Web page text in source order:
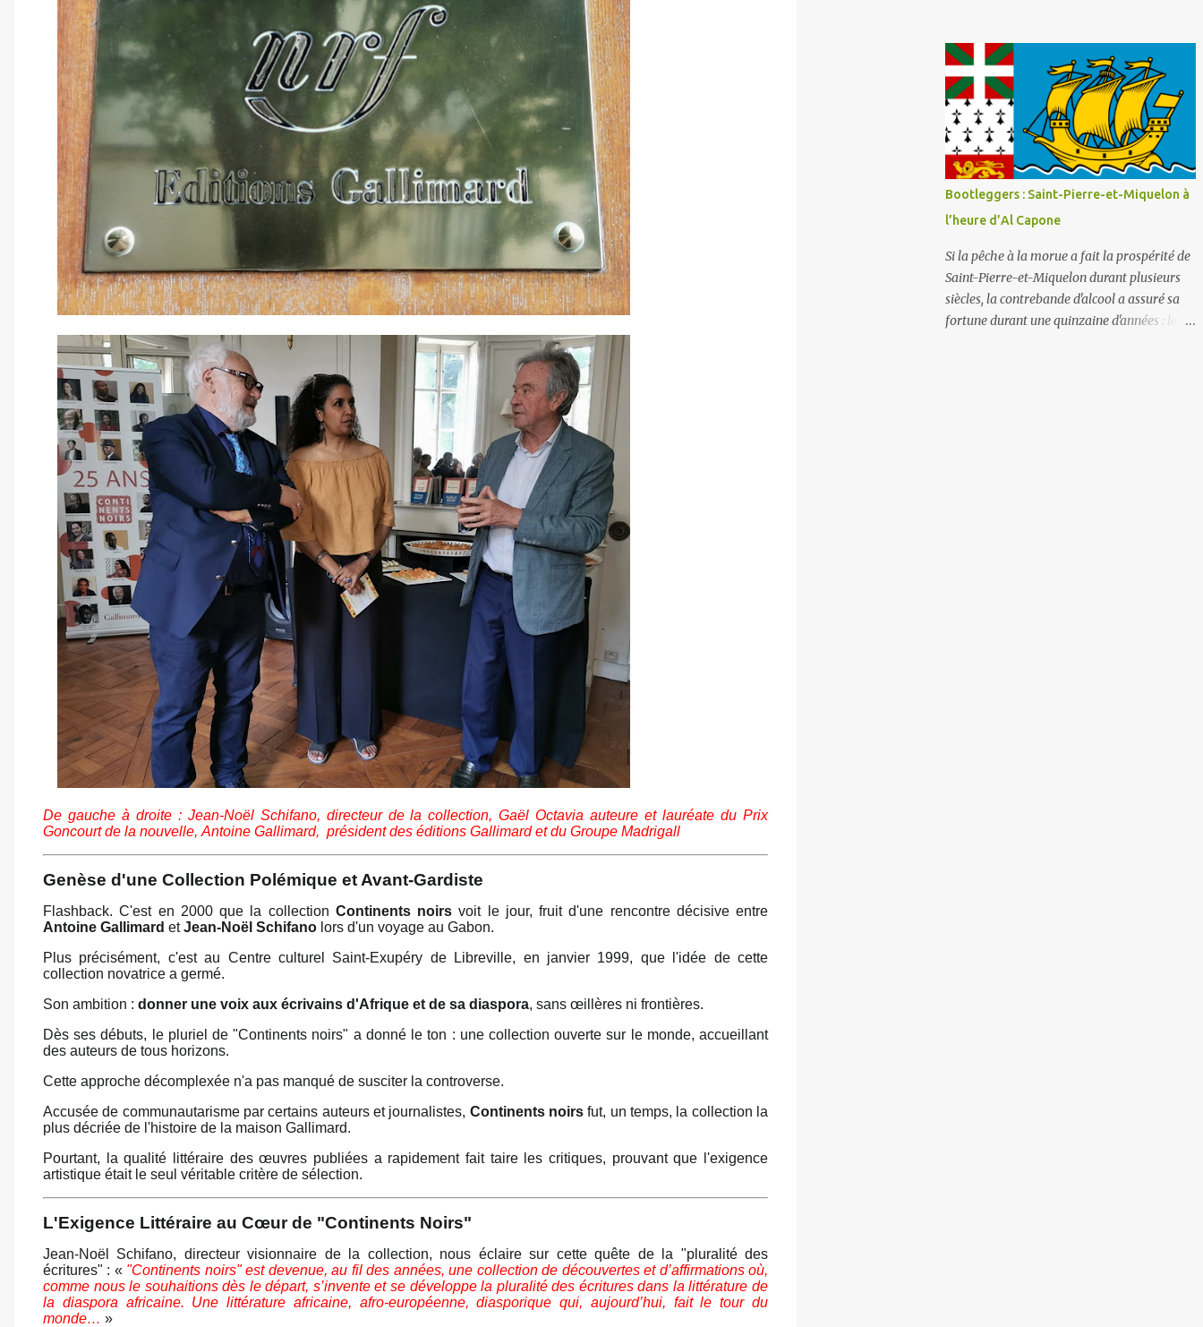
De gauche à droite : Jean-Noël Schifano, directeur de la collection,Gaël Octavia auteure et lauréate du Prix
Goncourt de la nouvelle, Antoine Gallimard, président des éditions Gallimard et du Groupe Madrigall
Genèse d'une Collection Polémique et Avant-Gardiste
Flashback. C'est en 2000 que la collection Continents noirs voit le jour, fruit d'une rencontre décisive entre
Antoine Gallimard etJean-Noël Schifano lors d'un voyage au Gabon.
Plus précisément, c'est au Centre culturel Saint-Exupéry de Libreville, en janvier 1999, que l'idée de cette
collection novatrice a germé.
Son ambition : donner une voix aux écrivains d'Afrique et de sa diaspora, sans œillères ni frontières.
Dès ses débuts, le pluriel de "Continents noirs" a donné le ton : une collection ouverte sur le monde, accueillant
des auteurs de tous horizons.
Cette approche décomplexée n'a pas manqué de susciter la controverse.
Accusée de communautarisme par certains auteurs et journalistes, Continents noirs fut, un temps, la collection la
plus décriée de l'histoire de la maison Gallimard.
Pourtant, la qualité littéraire des œuvres publiées a rapidement fait taire les critiques, prouvant que l'exigence
artistique était le seul véritable critère de sélection.
L'Exigence Littéraire au Cœur de "Continents Noirs"
Jean-Noël Schifano, directeur visionnaire de la collection, nous éclaire sur cette quête de la "pluralité des
écritures" : « "Continents noirs" est devenue, au fil des années, une collection de découvertes et d’affirmations où,
comme nous le souhaitions dès le départ, s’invente et se développe la pluralité des écritures dans la littérature de
la diaspora africaine. Une littérature africaine, afro-européenne, diasporique qui, aujourd’hui, fait le tour du
monde… »
déverser du liquide vaisselle ou de la lessi...
industrielle et sociale, celle de Christophe-
Philippe Oberkampf, homme entreprenant
dont l'œuvre a marqué durablement la
France post-révolutionnaire. Ce lieu, créé en
1977 et abrité par le château depuis 1991, est
la mémoire vivante de la manufacture qui fit
la gloire de Jouy-en-Josas, choisie au XVIIIe
siècle pour la qualité de l'eau de la Bièvre et
sa proximité stratégique avec Versailles. La
Toile de Jouy : l'imprimé qui démocratisa le
luxe La Toile de Jouy est d'abord une
révolution textile. Abordable, durable et
résistante, elle a permis aux femmes de
Bootleggers : Saint-Pierre-et-Miquelon à
l’heure d’Al Capone
Si la pêche à la morue a fait la prospérité de
Saint-Pierre-et-Miquelon durant plusieurs
siècles, la contrebande d'alcool a assuré sa
fortune durant une quinzaine d'années : les